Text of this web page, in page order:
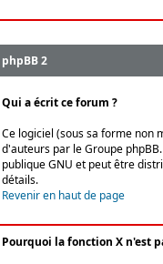
phpBB 2
Qui a écrit ce forum ?
Ce logiciel (sous sa forme non
d'auteurs par leGroupe phpBB
publique GNU et peut être
détails.
Revenir en haut de page
Pourquoi la fonction X n'est